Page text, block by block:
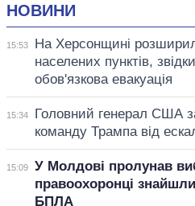
НОВИНИ
15:53
На Херсонщині
населених пунктів,
обов'язкова евакуація
15:34
Головний генерал США
команду Трампа від
15:09
У Молдові пролунав
правоохоронці
БПЛА